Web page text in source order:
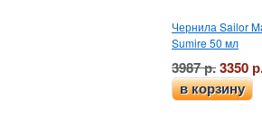
Чернила Sailor
Sumire 50 мл
3987 р.3350
в корзину